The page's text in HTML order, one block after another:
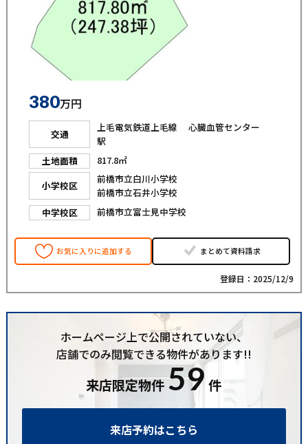
380万円
交通
上毛電気鉄道上毛線 心臓血管センター
駅
土地面積
817.8㎡
小学校区
前橋市立白川小学校
前橋市立石井小学校
中学校区
前橋市立富士見中学校
お気に入りに追加する まとめて資料請求
登録日：2025/12/9
ホームページ上で公開されていない、
店舗でのみ閲覧できる物件があります!!
来店限定物件59件
来店予約はこちら